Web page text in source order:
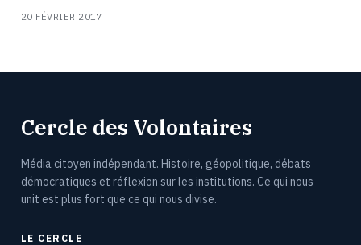
20 FÉVRIER 2017
Cercle des Volontaires
Média citoyen indépendant. Histoire, géopolitique, débats
démocratiques et réflexion sur les institutions. Ce qui nous
unit est plus fort que ce qui nous divise.
LE CERCLE